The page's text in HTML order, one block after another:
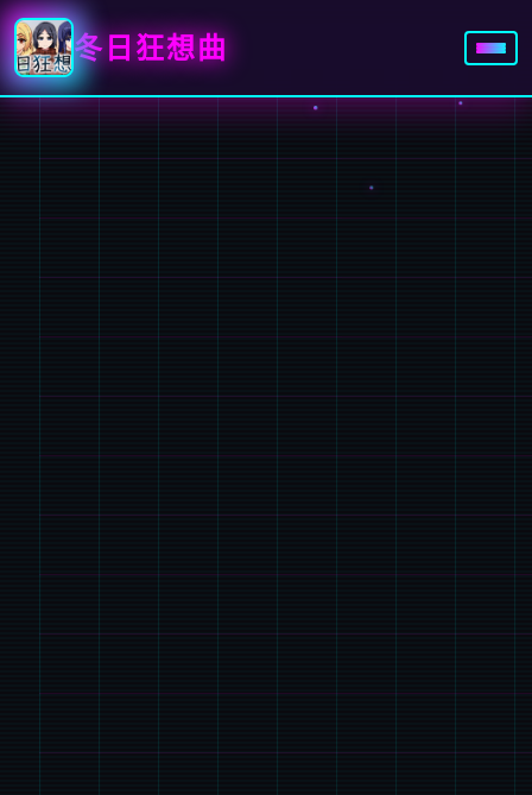
冬日狂想曲